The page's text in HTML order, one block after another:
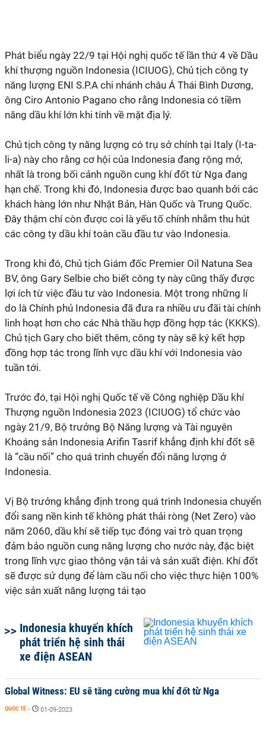
Phát biểu ngày 22/9 tại Hội nghị quốc tế lần thứ 4 về Dầu
khí thượng nguồn Indonesia (ICIUOG), Chủ tịch công ty
năng lượng ENI S.P.A chi nhánh châu Á Thái Bình Dương,
ông Ciro Antonio Pagano cho rằng Indonesia có tiềm
năng dầu khí lớn khi tính về mặt địa lý.
Chủ tịch công ty năng lượng có trụ sở chính tại Italy (I-ta-
li-a) này cho rằng cơ hội của Indonesia đang rộng mở,
nhất là trong bối cảnh nguồn cung khí đốt từ Nga đang
hạn chế. Trong khi đó, Indonesia được bao quanh bởi các
khách hàng lớn như Nhật Bản, Hàn Quốc và Trung Quốc.
Đây thậm chí còn được coi là yếu tố chính nhằm thu hút
các công ty dầu khí toàn cầu đầu tư vào Indonesia.
Trong khi đó, Chủ tịch Giám đốc Premier Oil Natuna Sea
BV, ông Gary Selbie cho biết công ty này cũng thấy được
lợi ích từ việc đầu tư vào Indonesia. Một trong những lí
do là Chính phủ Indonesia đã đưa ra nhiều ưu đãi tài chính
linh hoạt hơn cho các Nhà thầu hợp đồng hợp tác (KKKS).
Chủ tịch Gary cho biết thêm, công ty này sẽ ký kết hợp
đồng hợp tác trong lĩnh vực dầu khí với Indonesia vào
tuần tới.
Trước đó, tại Hội nghị Quốc tế về Công nghiệp Dầu khí
Thượng nguồn Indonesia 2023 (ICIUOG) tổ chức vào
ngày 21/9, Bộ trưởng Bộ Năng lượng và Tài nguyên
Khoáng sản Indonesia Arifin Tasrif khẳng định khí đốt sẽ
là “cầu nối” cho quá trình chuyển đổi năng lượng ở
Indonesia.
Vị Bộ trưởng khẳng định trong quá trình Indonesia chuyển
đổi sang nền kinh tế không phát thải ròng (Net Zero) vào
năm 2060, dầu khí sẽ tiếp tục đóng vai trò quan trọng
đảm bảo nguồn cung năng lượng cho nước này, đặc biệt
trong lĩnh vực giao thông vận tải và sản xuất điện. Khí đốt
sẽ được sử dụng để làm cầu nối cho việc thực hiện 100%
việc sản xuất năng lượng tái tạo
Indonesia khuyến khích
phát triển hệ sinh thái
xe điện ASEAN
Global Witness: EU sẽ tăng cường mua khí đốt từ Nga
QUỐC TẾ - 01-09-2023